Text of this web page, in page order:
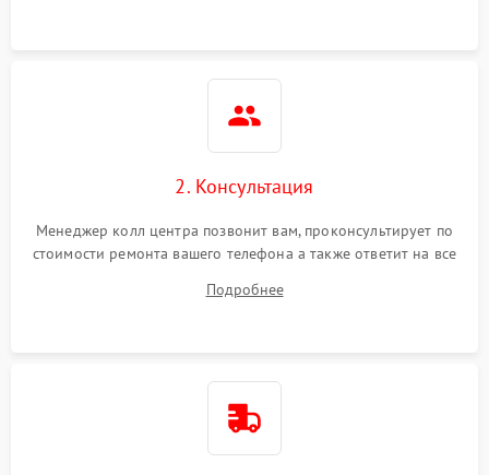
2. Консультация
Менеджер колл центра позвонит вам, проконсультирует по
стоимости ремонта вашего телефона а также ответит на все
Подробнее